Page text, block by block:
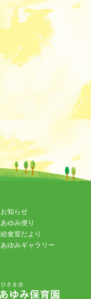
お知らせ
あゆみ便り
給食室だより
あゆみギャラリー